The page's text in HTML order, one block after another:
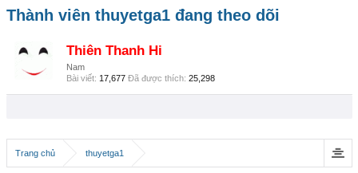
Thành viên thuyetga1 đang theo dõi
Thiên Thanh Hi
Nam
Bài viết: 17,677 Đã được thích: 25,298
Trang chủ thuyetga1